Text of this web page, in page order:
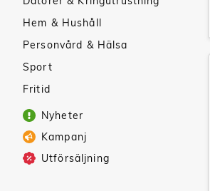
Hem & Hushåll
Personvård & Hälsa
Sport
Fritid
Nyheter
Kampanj
Utförsäljning